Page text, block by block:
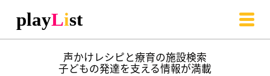
声かけレシピと療育の施設検索
子どもの発達を支える情報が満載